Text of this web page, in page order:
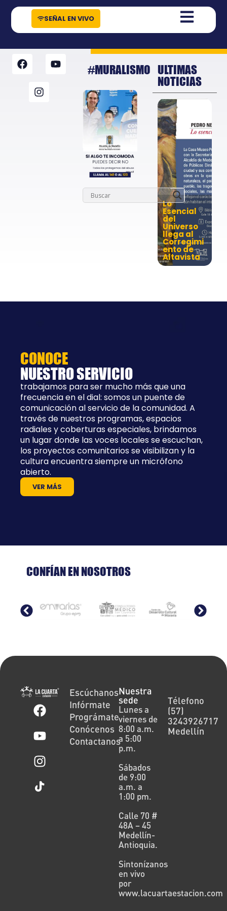
contenido
SEÑAL EN VIVO
#MURALISMO ULTIMAS
NOTICIAS
Lo
Esencial
del
Universo
llega al
Corregimi
ento de
Altavista
CONOCE
NUESTRO SERVICIO
trabajamos para ser mucho más que una
frecuencia en el dial: somos un puente de
comunicación al servicio de la comunidad. A
través de nuestros programas, espacios
radiales y coberturas especiales, brindamos
un lugar donde las voces locales se escuchan,
los proyectos comunitarios se visibilizan y la
cultura encuentra siempre un micrófono
abierto.
VER MÁS
CONFÍAN EN NOSOTROS
Escúchanos
Infórmate
Prográmate
Conócenos
Contactanos
Nuestra
sede
Lunes a
viernes de
8:00 a.m.
a 5:00
p.m.
Sábados
de 9:00
a.m. a
1:00 pm.
Calle 70 #
48A – 45
Medellín-
Antioquia.
Sintonízanos
en vivo
por
www.lacuartaestacion.com
Télefono
(57)
3243926717
Medellín